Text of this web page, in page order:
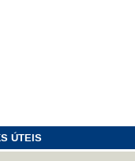
ÚTEIS